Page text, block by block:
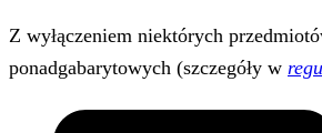
Z wyłączeniem niektórych
ponadgabarytowych (szczegóły w